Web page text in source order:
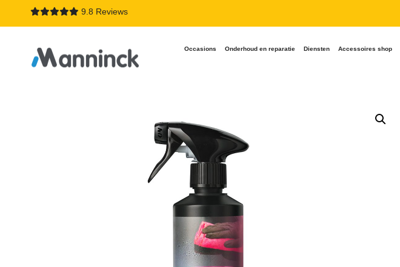
9.8 Reviews
Occasions Onderhoud en reparatie Diensten Accessoires shop